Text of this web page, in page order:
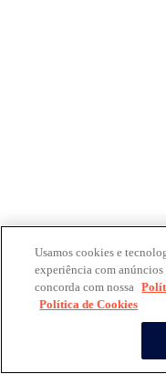
Usamos cookies e
experiência com
concorda com nossa
Política de Cookies